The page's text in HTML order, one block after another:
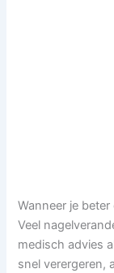
Wanneer je
Veel
medisch advies
snel verergeren,